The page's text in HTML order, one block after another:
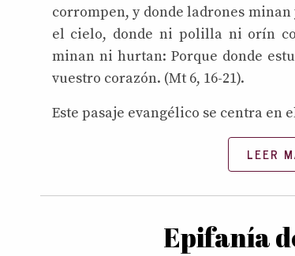
corrompen, y donde ladrones
el cielo, donde ni polilla ni orín
minan ni hurtan: Porque donde
vuestro corazón. (Mt 6, 16-21).
Este pasaje evangélico se centra en
LEER
Epifanía